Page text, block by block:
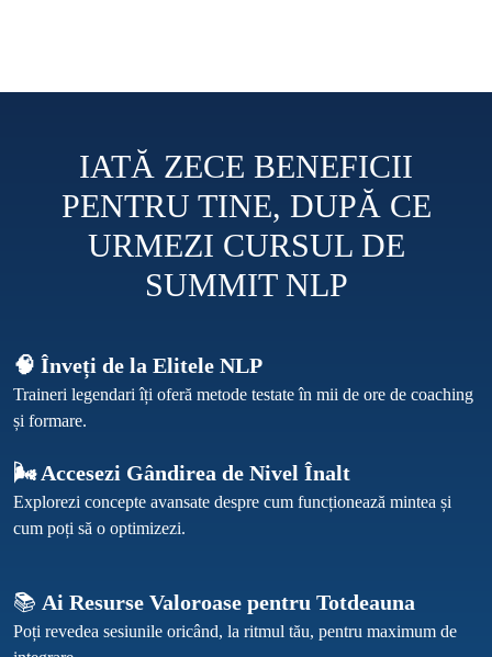
IATĂ ZECE BENEFICII
PENTRU TINE, DUPĂ CE
URMEZI CURSUL DE
SUMMIT NLP
🧠 Înveți de la Elitele NLP
Traineri legendari îți oferă metode testate în mii de ore de coaching
🌬️ Accesezi Gândirea de Nivel Înalt
Explorezi concepte avansate despre cum funcționează mintea și
📚 Ai Resurse Valoroase pentru Totdeauna
Poți revedea sesiunile oricând, la ritmul tău, pentru maximum de